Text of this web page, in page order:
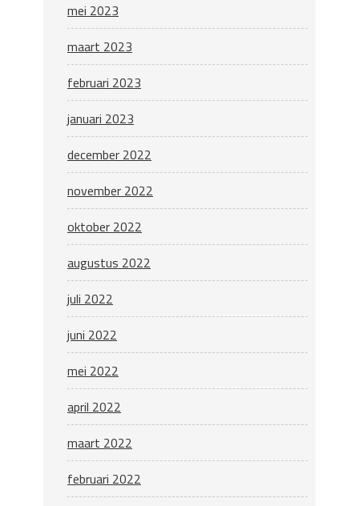
mei 2023
maart 2023
februari 2023
januari 2023
december 2022
november 2022
oktober 2022
augustus 2022
juli 2022
juni 2022
mei 2022
april 2022
maart 2022
februari 2022